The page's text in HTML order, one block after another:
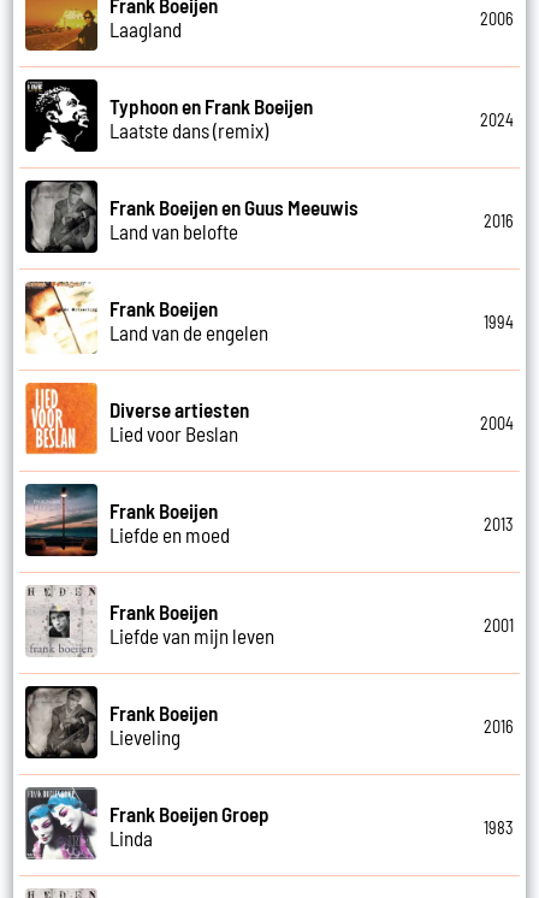
Laagland
2006
Typhoon en Frank Boeijen
Laatste dans (remix)
2024
Frank Boeijen en Guus Meeuwis
Land van belofte
2016
Frank Boeijen
Land van de engelen
1994
Diverse artiesten
Lied voor Beslan
2004
Frank Boeijen
Liefde en moed
2013
Frank Boeijen
Liefde van mijn leven
2001
Frank Boeijen
Lieveling
2016
Frank Boeijen Groep
Linda
1983